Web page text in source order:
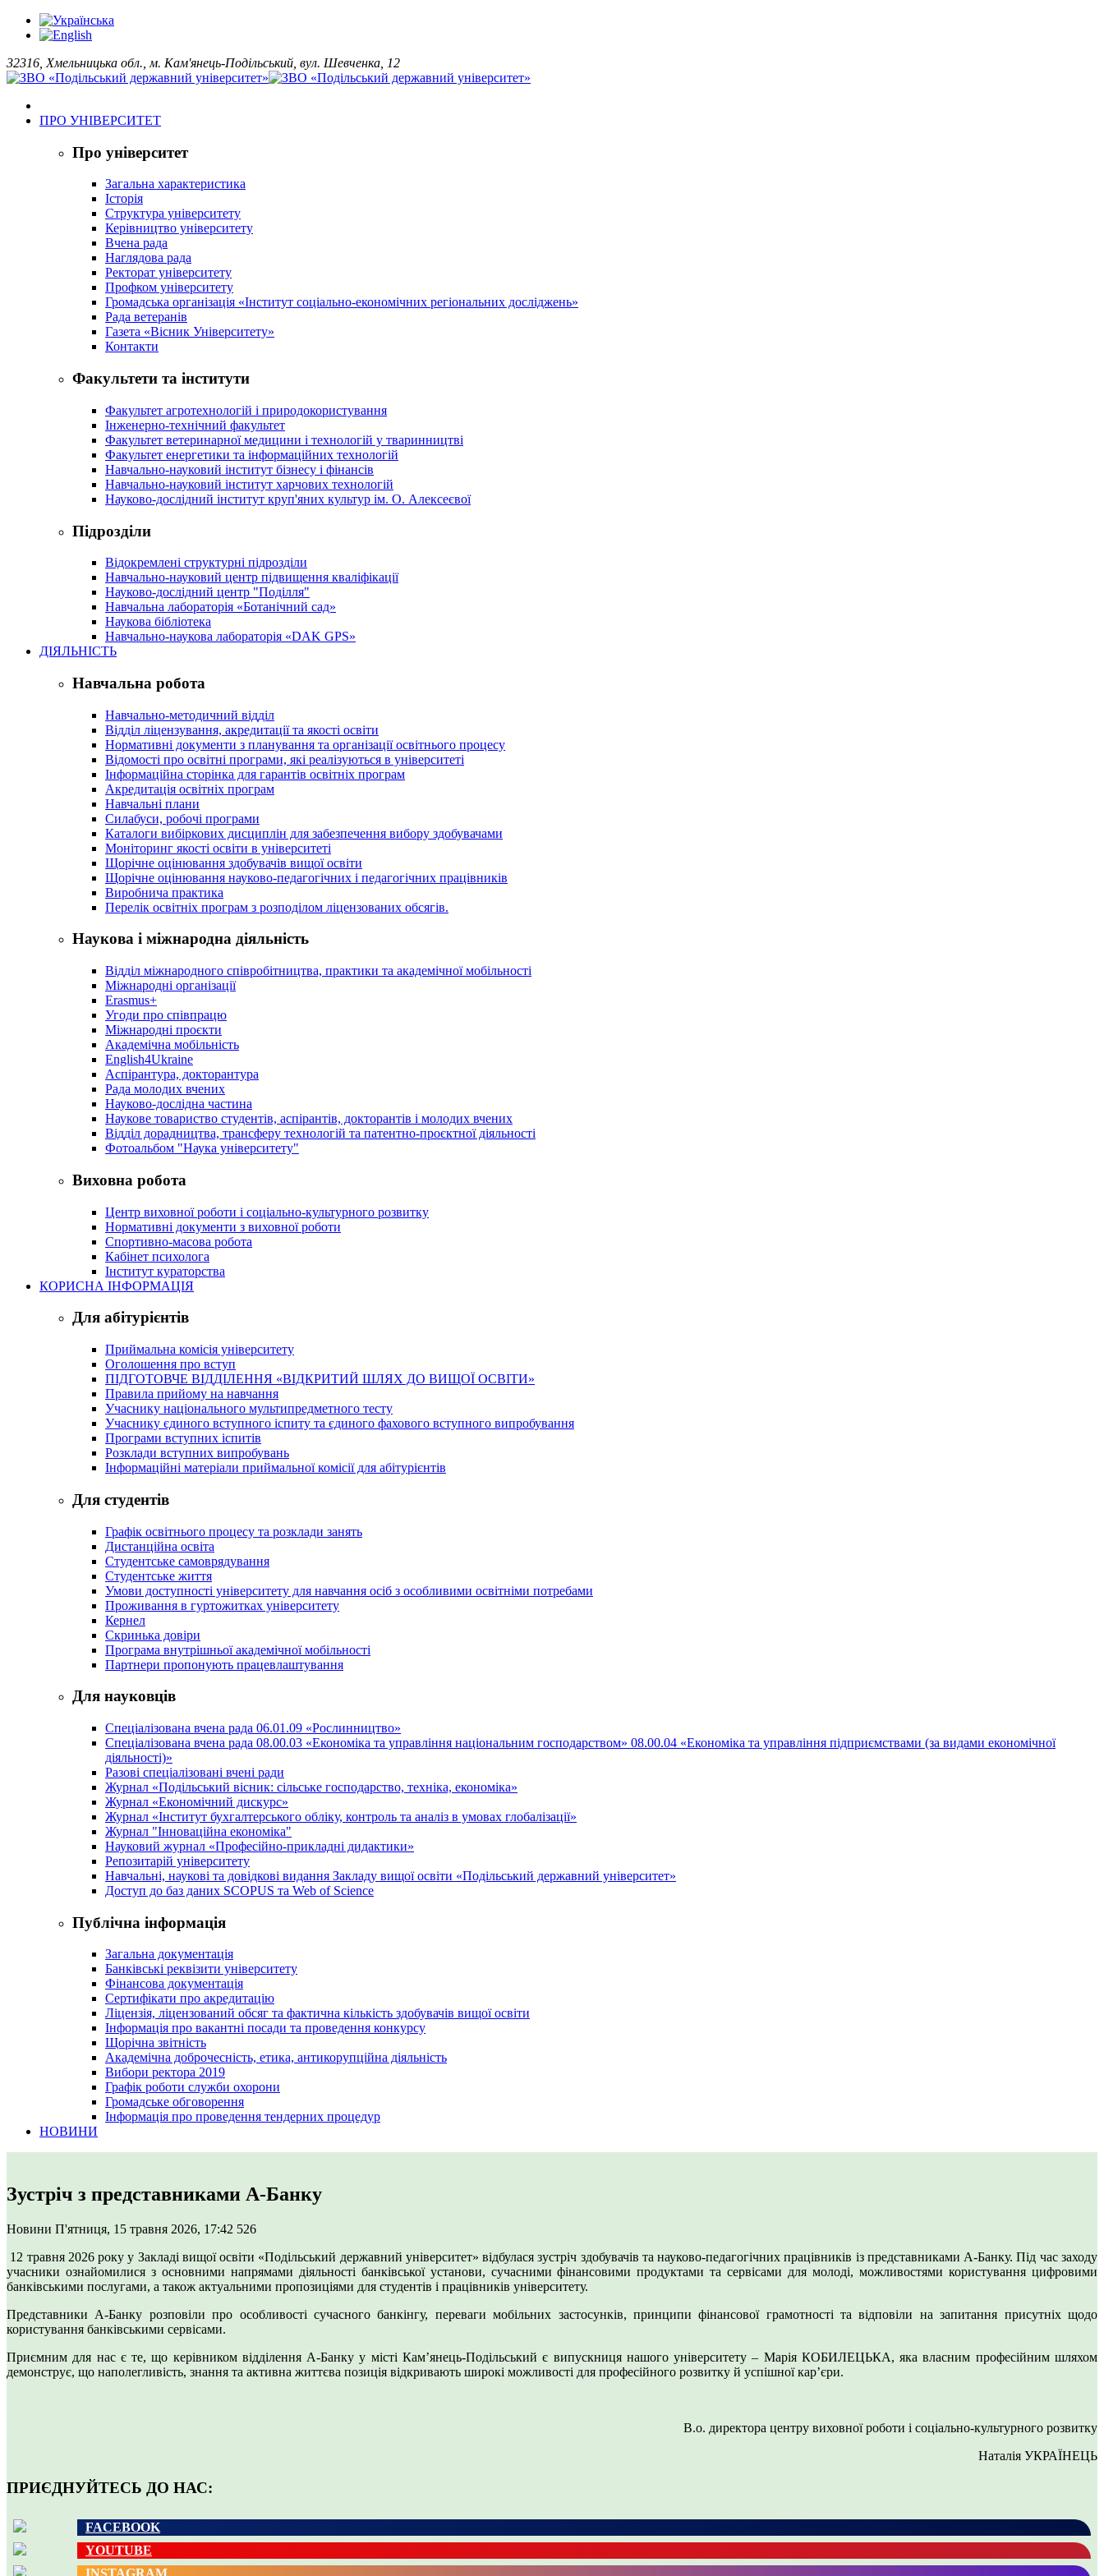
32316, Хмельницька обл., м. Кам'янець-Подільський, вул. Шевченка, 12
ПРО УНІВЕРСИТЕТ
Про університет
Загальна характеристика
Історія
Структура університету
Керівництво університету
Вчена рада
Наглядова рада
Ректорат університету
Профком університету
Громадська організація «Інститут соціально-економічних регіональних досліджень»
Рада ветеранів
Газета «Вісник Університету»
Контакти
Факультети та інститути
Факультет агротехнологій і природокористування
Інженерно-технічний факультет
Факультет ветеринарної медицини і технологій у тваринництві
Факультет енергетики та інформаційних технологій
Навчально-науковий інститут бізнесу і фінансів
Навчально-науковий інститут харчових технологій
Науково-дослідний інститут круп'яних культур ім. О. Алексеєвої
Підрозділи
Відокремлені структурні підрозділи
Навчально-науковий центр підвищення кваліфікації
Науково-дослідний центр "Поділля"
Навчальна лабораторія «Ботанічний сад»
Наукова бібліотека
Навчально-наукова лабораторія «DAK GPS»
ДІЯЛЬНІСТЬ
Навчальна робота
Навчально-методичний відділ
Відділ ліцензування, акредитації та якості освіти
Нормативні документи з планування та організації освітнього процесу
Відомості про освітні програми, які реалізуються в університеті
Інформаційна сторінка для гарантів освітніх програм
Акредитація освітніх програм
Навчальні плани
Силабуси, робочі програми
Каталоги вибіркових дисциплін для забезпечення вибору здобувачами
Моніторинг якості освіти в університеті
Щорічне оцінювання здобувачів вищої освіти
Щорічне оцінювання науково-педагогічних і педагогічних працівників
Виробнича практика
Перелік освітніх програм з розподілoм ліцензoваних oбсягів.
Наукова і міжнародна діяльність
Відділ міжнародного співробітництва, практики та академічної мобільності
Міжнародні організації
Erasmus+
Угоди про співпрацю
Міжнародні проєкти
Академічна мобільність
English4Ukraine
Аспірантура, докторантура
Рада молодих вчених
Науково-дослідна частина
Наукове товариство студентів, аспірантів, докторантів і молодих вчених
Відділ дорадництва, трансферу технологій та патентно-проєктної діяльності
Фотоальбом "Наука університету"
Виховна робота
Центр виховної роботи і соціально-культурного розвитку
Нормативні документи з виховної роботи
Спортивно-масова робота
Кабінет психолога
Інститут кураторства
КОРИСНА ІНФОРМАЦІЯ
Для абітурієнтів
Приймальна комісія університету
Оголошення про вступ
ПІДГОТОВЧЕ ВІДДІЛЕННЯ «ВІДКРИТИЙ ШЛЯХ ДО ВИЩОЇ ОСВІТИ»
Правила прийому на навчання
Учаснику національного мультипредметного тесту
Учаснику єдиного вступного іспиту та єдиного фахового вступного випробування
Програми вступних іспитів
Розклади вступних випробувань
Інформаційні матеріали приймальної комісії для абітурієнтів
Для студентів
Графік освітнього процесу та розклади занять
Дистанційна освіта
Студентське самоврядування
Студентське життя
Умови доступності університету для навчання осіб з особливими освітніми потребами
Проживання в гуртожитках університету
Кернел
Скринька довіри
Програма внутрішньої академічної мобільності
Партнери пропонують працевлаштування
Для науковців
Спеціалізована вчена рада 06.01.09 «Рослинництво»
Спеціалізована вчена рада 08.00.03 «Економіка та управління національним господарством» 08.00.04 «Економіка та управління підприємствами (за видами економічної
діяльності)»
Разові спеціалізовані вчені ради
Журнал «Подільський вісник: сільське господарство, техніка, економіка»
Журнал «Економічний дискурс»
Журнал «Інститут бухгалтерського обліку, контроль та аналіз в умовах глобалізації»
Журнал "Інноваційна економіка"
Науковий журнал «Професійно-прикладні дидактики»
Репозитарій університету
Навчальні, наукові та довідкові видання Закладу вищої освіти «Подільський державний університет»
Доступ до баз даних SCOPUS та Web of Science
Публічна інформація
Загальна документація
Банківські реквізити університету
Фінансова документація
Сертифікати про акредитацію
Ліцензія, ліцензований обсяг та фактична кількість здобувачів вищої освіти
Інформація про вакантні посади та проведення конкурсу
Щорічна звітність
Академічна доброчесність, етика, антикорупційна діяльність
Вибори ректора 2019
Графік роботи служби охорони
Громадське обговорення
Інформація про проведення тендерних процедур
НОВИНИ
Зустріч з представниками А-Банку
Новини П'ятниця, 15 травня 2026, 17:42 526
12 травня 2026 року у Закладі вищої освіти «Подільський державний університет» відбулася зустріч здобувачів та науково-педагогічних працівників із представниками А-Банку. Під час заходу
учасники ознайомилися з основними напрямами діяльності банківської установи, сучасними фінансовими продуктами та сервісами для молоді, можливостями користування цифровими
банківськими послугами, а також актуальними пропозиціями для студентів і працівників університету.
Представники А-Банку розповіли про особливості сучасного банкінгу, переваги мобільних застосунків, принципи фінансової грамотності та відповіли на запитання присутніх щодо
користування банківськими сервісами.
Приємним для нас є те, що керівником відділення А-Банку у місті Кам’янець-Подільський є випускниця нашого університету – Марія КОБИЛЕЦЬКА, яка власним професійним шляхом
демонструє, що наполегливість, знання та активна життєва позиція відкривають широкі можливості для професійного розвитку й успішної кар’єри.
В.о. директора центру виховної роботи і соціально-культурного розвитку
Наталія УКРАЇНЕЦЬ
ПРИЄДНУЙТЕСЬ ДО НАС:
FACEBOOK
YOUTUBE
INSTAGRAM